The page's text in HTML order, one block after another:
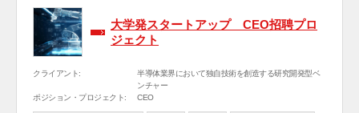
大学発スタートアップ CEO招聘プロ
ジェクト
クライアント:
半導体業界において独自技術を創造する研究開発型ベ
ンチャー
ポジション・プロジェクト:
CEO